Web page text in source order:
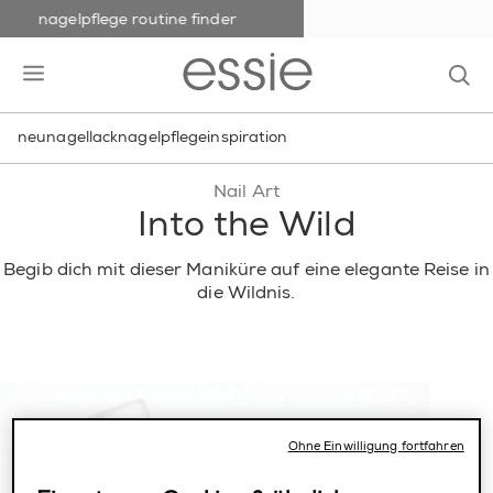
nagelpflege routine finder
neunagellacknagelpflegeinspiration
Nail Art
Into the Wild
Begib dich mit dieser Maniküre auf eine elegante Reise in
die Wildnis.
Ohne Einwilligung fortfahren